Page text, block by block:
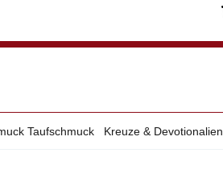
Taufschmuck Kreuze & Devotionalien